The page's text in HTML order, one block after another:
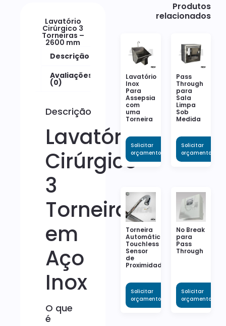
Lavatório
Cirúrgico 3
Torneiras –
2600 mm
Descrição
Avaliações
(0)
Descrição
Lavatório
Cirúrgico
3
Torneiras
em
Aço
Inox
O que
é
Produtos
relacionados
Lavatório
Inox
Para
Assepsia
com
uma
Torneira
Solicitar
orçamento
Pass
Through
para
Sala
Limpa
Sob
Medida
Solicitar
orçamento
Torneira
Automática
Touchless
Sensor
de
Proximidade
Solicitar
orçamento
No Break
para
Pass
Through
Solicitar
orçamento